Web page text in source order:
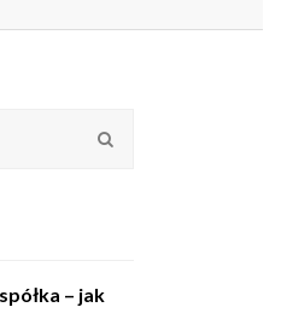
– jak